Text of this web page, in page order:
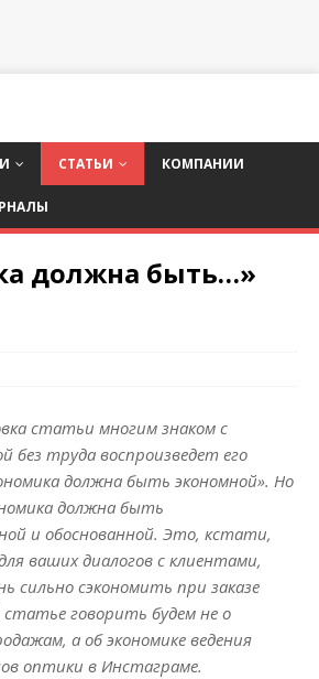
СТАТЬИ КОМПАНИИ
должна быть…»
статьи многим знаком с
без труда воспроизведет его
должна быть экономной». Но
должна быть
и обоснованной. Это, кстати,
ваших диалогов с клиентами,
сильно сэкономить при заказе
говорить будем не о
а об экономике ведения
оптики в Инстаграме.